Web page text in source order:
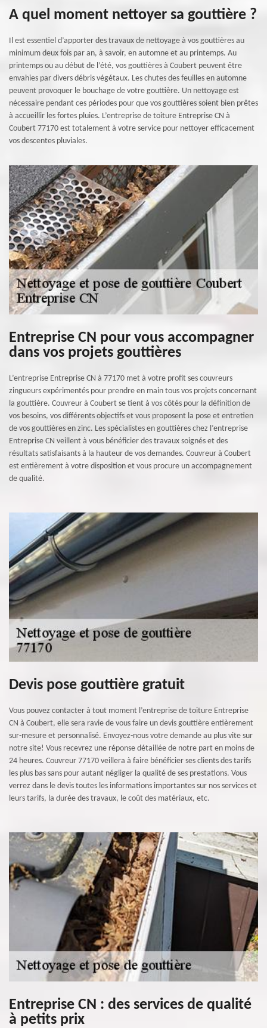
A quel moment nettoyer sa gouttière ?
Il est essentiel d’apporter des travaux de nettoyage à vos gouttières au
minimum deux fois par an, à savoir, en automne et au printemps. Au
printemps ou au début de l’été, vos gouttières à Coubert peuvent être
envahies par divers débris végétaux. Les chutes des feuilles en automne
peuvent provoquer le bouchage de votre gouttière. Un nettoyage est
nécessaire pendant ces périodes pour que vos gouttières soient bien prêtes
à accueillir les fortes pluies. L’entreprise de toiture Entreprise CN à
Coubert 77170 est totalement à votre service pour nettoyer efficacement
vos descentes pluviales.
Entreprise CN pour vous accompagner
dans vos projets gouttières
L’entreprise Entreprise CN à 77170 met à votre profit ses couvreurs
zingueurs expérimentés pour prendre en main tous vos projets concernant
la gouttière. Couvreur à Coubert se tient à vos côtés pour la définition de
vos besoins, vos différents objectifs et vous proposent la pose et entretien
de vos gouttières en zinc. Les spécialistes en gouttières chez l’entreprise
Entreprise CN veillent à vous bénéficier des travaux soignés et des
résultats satisfaisants à la hauteur de vos demandes. Couvreur à Coubert
est entièrement à votre disposition et vous procure un accompagnement
de qualité.
Devis pose gouttière gratuit
Vous pouvez contacter à tout moment l’entreprise de toiture Entreprise
CN à Coubert, elle sera ravie de vous faire un devis gouttière entièrement
sur-mesure et personnalisé. Envoyez-nous votre demande au plus vite sur
notre site! Vous recevrez une réponse détaillée de notre part en moins de
24 heures. Couvreur 77170 veillera à faire bénéficier ses clients des tarifs
les plus bas sans pour autant négliger la qualité de ses prestations. Vous
verrez dans le devis toutes les informations importantes sur nos services et
leurs tarifs, la durée des travaux, le coût des matériaux, etc.
Entreprise CN : des services de qualité
à petits prix